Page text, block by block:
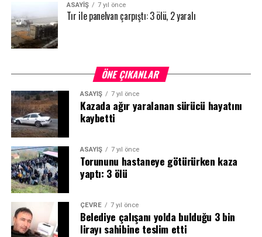
ASAYİŞ 7 yıl önce
Tır ile panelvan çarpıştı: 3 ölü, 2 yaralı
ÖNE ÇIKANLAR
ASAYİŞ 7 yıl önce
Kazada ağır yaralanan sürücü hayatını
kaybetti
ASAYİŞ 7 yıl önce
Torununu hastaneye götürürken kaza
yaptı: 3 ölü
ÇEVRE 7 yıl önce
Belediye çalışanı yolda bulduğu 3 bin
lirayı sahibine teslim etti